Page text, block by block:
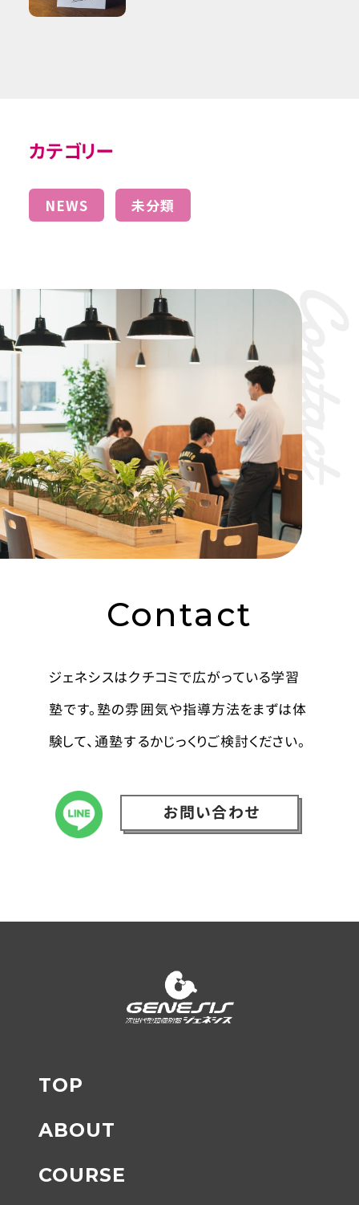
カテゴリー
NEWS 未分類
Contact
ジェネシスはクチコミで広がっている学習
塾です。塾の雰囲気や指導方法をまずは体
験して、通塾するかじっくりご検討ください。
お問い合わせ
TOP
ABOUT
COURSE